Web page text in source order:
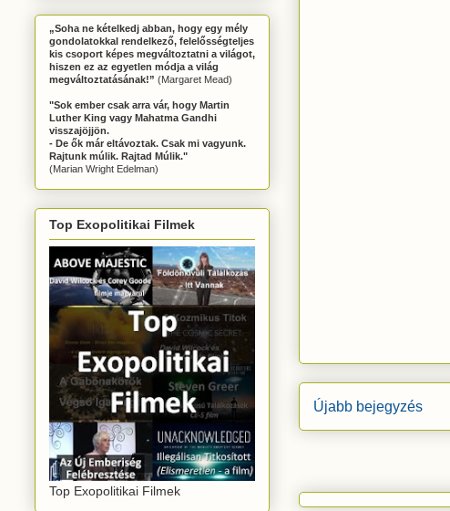
Újabb bejegyzés
„Soha ne kételkedj abban, hogy egy mély
gondolatokkal rendelkező, felelősségteljes
kis csoport képes megváltoztatni a világot,
hiszen ez az egyetlen módja a világ
megváltoztatásának!” (Margaret Mead)
"Sok ember csak arra vár, hogy Martin
Luther King vagy Mahatma Gandhi
visszajöjjön.
- De ők már eltávoztak. Csak mi vagyunk.
Rajtunk múlik. Rajtad Múlik."
(Marian Wright Edelman)
Top Exopolitikai Filmek
Top Exopolitikai Filmek